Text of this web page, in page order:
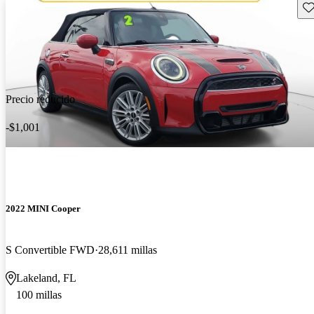
Precio reducido
-$1,001
2022 MINI Cooper
S Convertible FWD 28,611 millas
Lakeland, FL
100 millas